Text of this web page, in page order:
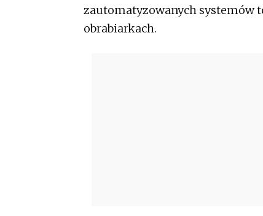
zautomatyzowanych systemów
obrabiarkach.